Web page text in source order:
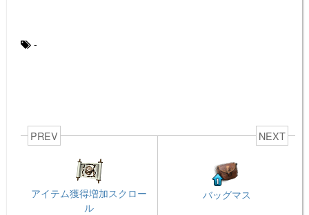
-
PREV
アイテム獲得増加スクロー
ル
NEXT
バッグマス